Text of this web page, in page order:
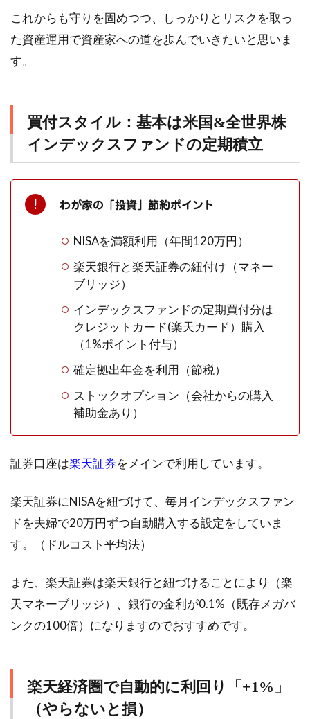
これからも守りを固めつつ、しっかりとリスクを取っ
た資産運用で資産家への道を歩んでいきたいと思いま
す。
買付スタイル：基本は米国&全世界株
インデックスファンドの定期積立
わが家の「投資」節約ポイント
NISAを満額利用（年間120万円）
楽天銀行と楽天証券の紐付け（マネー
ブリッジ）
インデックスファンドの定期買付分は
クレジットカード(楽天カード）購入
（1%ポイント付与）
確定拠出年金を利用（節税）
ストックオプション（会社からの購入
補助金あり）
証券口座は楽天証券をメインで利用しています。
楽天証券にNISAを紐づけて、毎月インデックスファン
ドを夫婦で20万円ずつ自動購入する設定をしていま
す。（ドルコスト平均法）
また、楽天証券は楽天銀行と紐づけることにより（楽
天マネーブリッジ）、銀行の金利が0.1%（既存メガバ
ンクの100倍）になりますのでおすすめです。
楽天経済圏で自動的に利回り「+1%」
（やらないと損）